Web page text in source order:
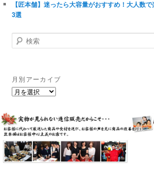
【匠本舗】迷ったら大容量がおすすめ！大人数
3選
検
索
月別アーカイブ
月
ー
カ
イ
ブ